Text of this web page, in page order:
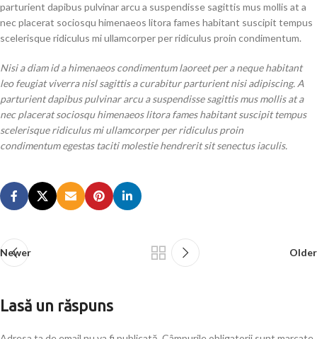
parturient dapibus pulvinar arcu a suspendisse sagittis mus mollis at a
nec placerat sociosqu himenaeos litora fames habitant suscipit tempus
scelerisque ridiculus mi ullamcorper per ridiculus proin condimentum.
Nisi a diam id a himenaeos condimentum laoreet per a neque habitant
leo feugiat viverra nisl sagittis a curabitur parturient nisi adipiscing. A
parturient dapibus pulvinar arcu a suspendisse sagittis mus mollis at a
nec placerat sociosqu himenaeos litora fames habitant suscipit tempus
scelerisque ridiculus mi ullamcorper per ridiculus proin
condimentum egestas taciti molestie hendrerit sit senectus iaculis.
Newer Older
Lasă un răspuns